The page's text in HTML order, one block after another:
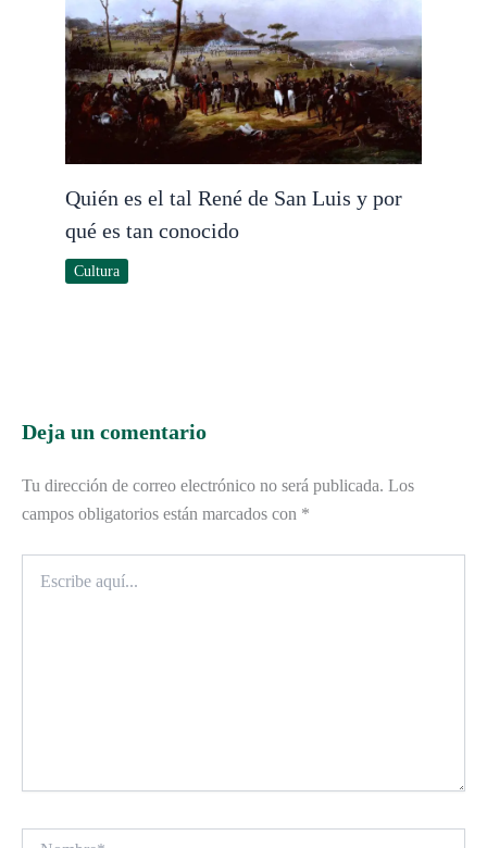
Quién es el tal René de San Luis y por
qué es tan conocido
Cultura
Deja un comentario
Tu dirección de correo electrónico no será publicada. Los
campos obligatorios están marcados con *
aquí...